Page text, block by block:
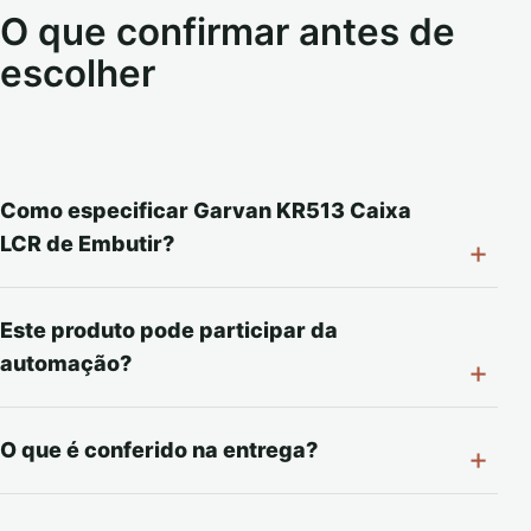
O que confirmar antes de
escolher
Como especificar Garvan KR513 Caixa
LCR de Embutir?
Este produto pode participar da
automação?
O que é conferido na entrega?